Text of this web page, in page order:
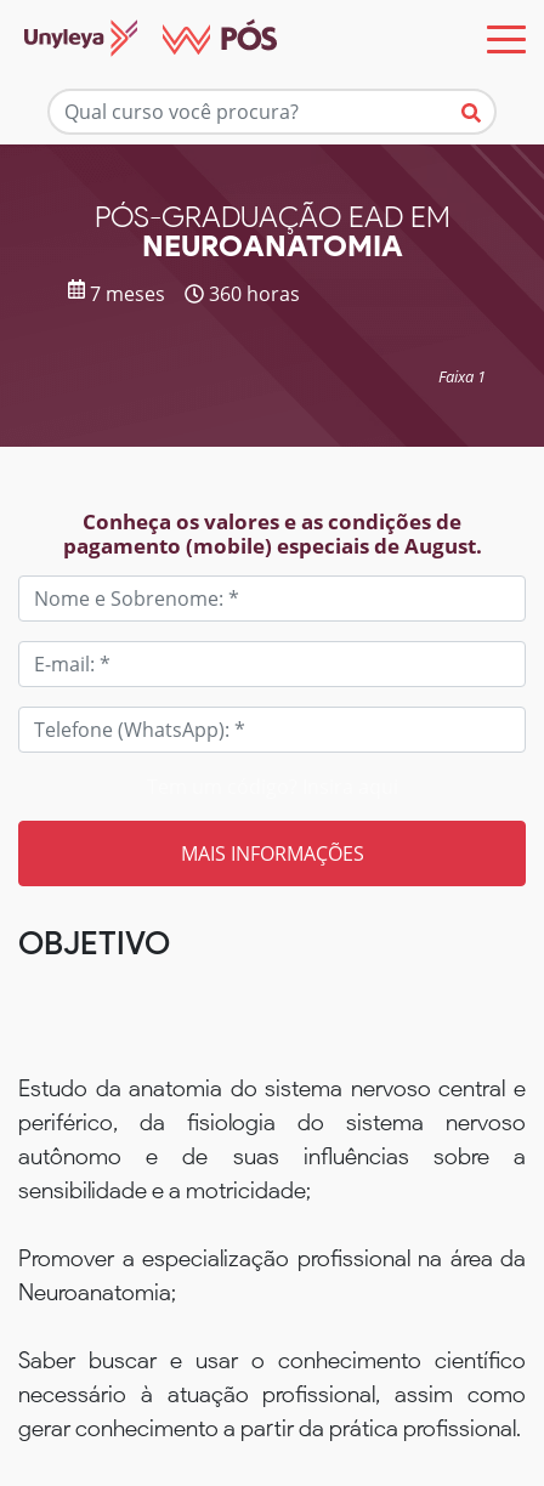
PÓS-GRADUAÇÃO EAD EM
NEUROANATOMIA
7 meses 360 horas
Faixa 1
Conheça os valores e as condições de
pagamento (mobile) especiais de August.
Mais informações
OBJETIVO
Estudo da anatomia do sistema nervoso central e
periférico, da fisiologia do sistema nervoso
autônomo e de suas influências sobre a
sensibilidade e a motricidade;
Promover a especialização profissional na área da
Neuroanatomia;
Saber buscar e usar o conhecimento científico
necessário à atuação profissional, assim como
gerar conhecimento a partir da prática profissional.